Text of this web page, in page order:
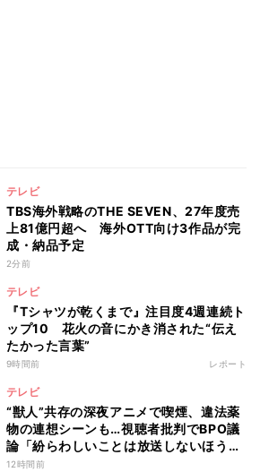
テレビ
TBS海外戦略のTHE SEVEN、27年度売
上81億円超へ 海外OTT向け3作品が完
成・納品予定
2分前
テレビ
『Tシャツが乾くまで』注目度4週連続ト
ップ10 花火の音にかき消された“伝え
たかった言葉”
9時間前 レポート
テレビ
“獣人”共存の深夜アニメで喫煙、違法薬
物の連想シーンも…視聴者批判でBPO議
論「紛らわしいことは放送しないほう
が」
12時間前